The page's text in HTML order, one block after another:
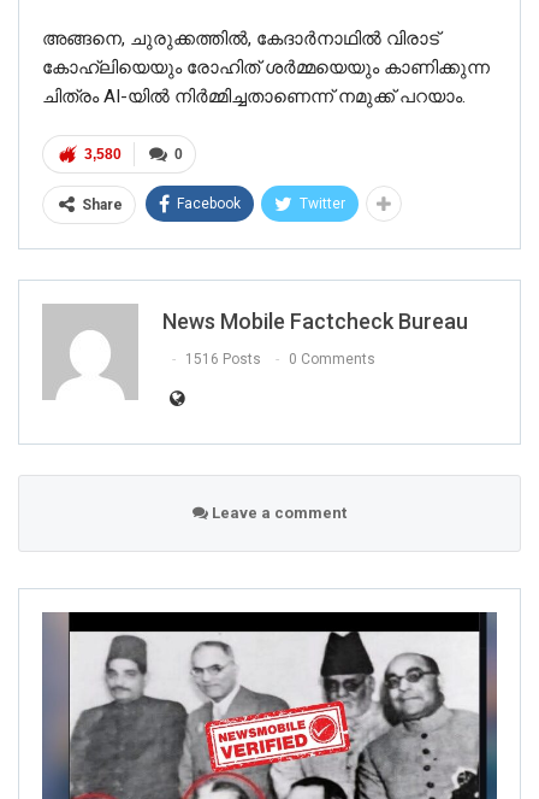
അങ്ങനെ, ചുരുക്കത്തില്‍, കേദാർനാഥിൽ വിരാട്
കോഹ്‌ലിയെയും രോഹിത് ശർമ്മയെയും കാണിക്കുന്ന
ചിത്രം AI-യിൽ നിർമ്മിച്ചതാണെന്ന് നമുക്ക് പറയാം.
0
3,580
Share Facebook Twitter
News Mobile Factcheck Bureau
1516 Posts 0 Comments
Leave a comment